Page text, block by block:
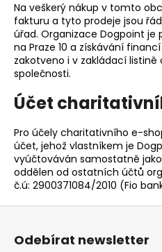
Na veškerý nákup v tomto
fakturu a tyto prodeje jsou
úřad. Organizace Dogpoint je
na Praze 10 a získávání
zakotveno i v zakládací listině
společnosti.
Účet
Pro účely charitativního e-
účet, jehož vlastníkem je
vyúčtováván samostatně
oddělen od ostatních účtů
č.ú: 2900371084/2010 (Fio
t
?
HLEDAT
D
o
p
o
u
Z
Odebírat newsletter